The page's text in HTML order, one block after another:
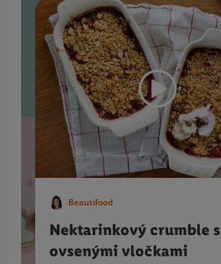
Beautifood
Nektarinkový crumble s
ovsenými vločkami